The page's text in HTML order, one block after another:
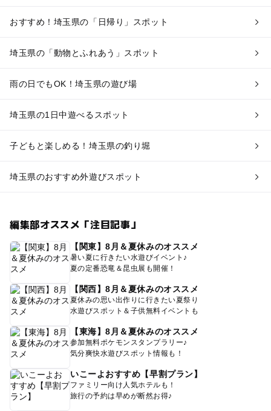
おすすめ！埼玉県の「日帰り」スポット
埼玉県の「動物とふれあう」スポット
雨の日でもOK！埼玉県の遊び場
埼玉県の1日中遊べるスポット
子どもと楽しめる！埼玉県の釣り堀
埼玉県のおすすめ外遊びスポット
編集部オススメ「注目記事」
【関東】8月＆夏休みのオススメ
暑い夏に行きたい水遊びイベント♪
夏の定番恐竜＆昆虫展も開催！
【関西】8月＆夏休みのオススメ
夏休みの思い出作りに行きたい夏祭り
水遊びスポット＆子供無料イベントも
【東海】8月＆夏休みのオススメ
参加無料ポケモンスタンプラリー♪
気分爽快水遊びスポット情報も！
いこーよおすすめ【早割プラン】
ファミリー向け人気ホテルも！
旅行の予約は早めが断然お得♪